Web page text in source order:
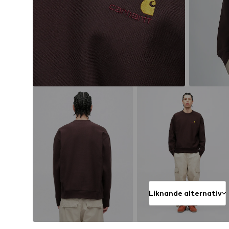
Liknande alternativ